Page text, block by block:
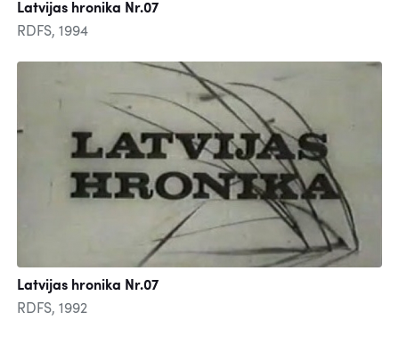
Latvijas hronika Nr.07
RDFS, 1994
Latvijas hronika Nr.07
RDFS, 1992